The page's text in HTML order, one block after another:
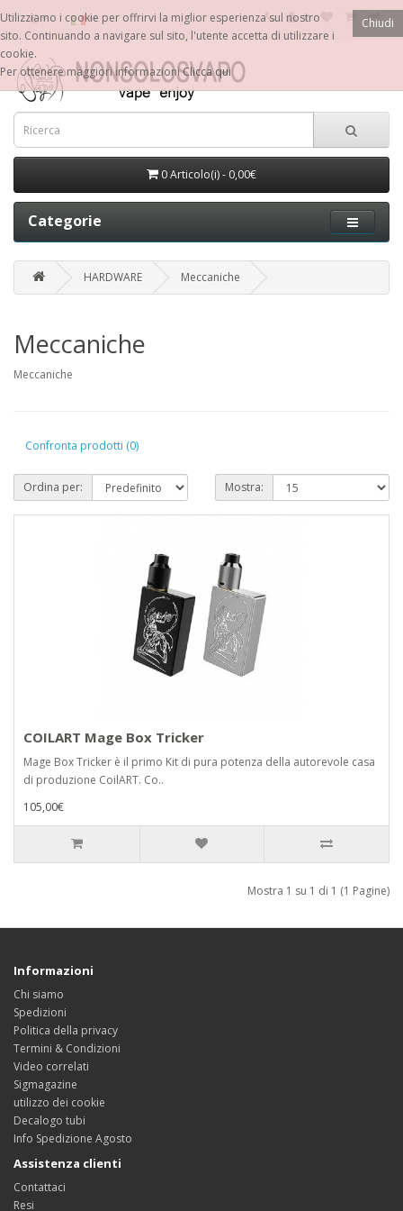
€
0 Articolo(i) - 0,00€
Categorie
HARDWARE Meccaniche
Meccaniche
Meccaniche
Confronta prodotti (0)
Ordina per: Mostra:
COILART Mage Box Tricker
Mage Box Tricker è il primo Kit di pura potenza della autorevole casa
di produzione CoilART. Co..
105,00€
Mostra 1 su 1 di 1 (1 Pagine)
Informazioni
Chi siamo
Spedizioni
Politica della privacy
Termini & Condizioni
Video correlati
Sigmagazine
utilizzo dei cookie
Decalogo tubi
Info Spedizione Agosto
Assistenza clienti
Contattaci
Resi
Chiudi
Utilizziamo i cookie per offrirvi la miglior esperienza sul nostro
sito. Continuando a navigare sul sito, l'utente accetta di utilizzare i
cookie.
Per ottenere maggiori informazioniClicca qui